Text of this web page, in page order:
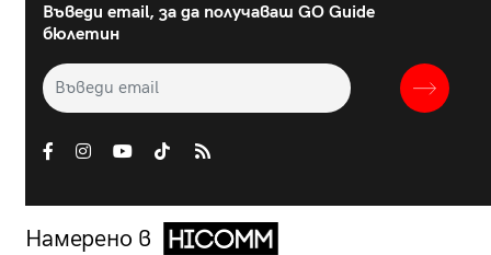
Въведи email, за да получаваш GO Guide
бюлетин
Намерено в